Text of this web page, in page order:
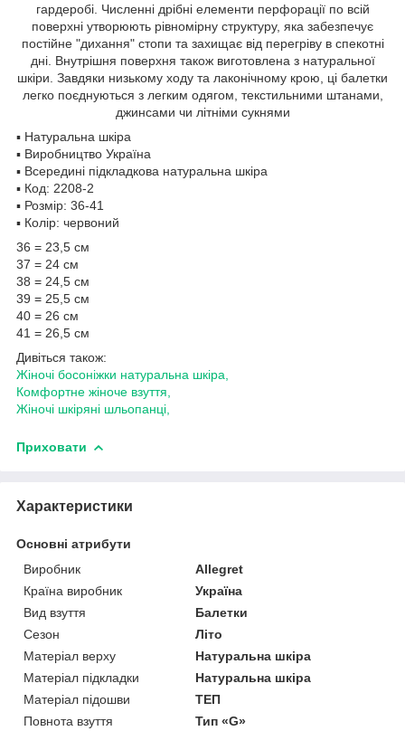
гардеробі. Численні дрібні елементи перфорації по всій
поверхні утворюють рівномірну структуру, яка забезпечує
постійне "дихання" стопи та захищає від перегріву в спекотні
дні. Внутрішня поверхня також виготовлена з натуральної
шкіри. Завдяки низькому ходу та лаконічному крою, ці балетки
легко поєднуються з легким одягом, текстильними штанами,
джинсами чи літніми сукнями
▪️ Натуральна шкіра
▪️ Виробництво Україна
▪️ Всередині підкладкова натуральна шкіра
▪️ Код: 2208-2
▪️ Розмір: 36-41
▪️ Колір: червоний
36 = 23,5 см
37 = 24 см
38 = 24,5 см
39 = 25,5 см
40 = 26 см
41 = 26,5 см
Дивіться також:
Жіночі босоніжки натуральна шкіра,
Комфортне жіноче взуття,
Жіночі шкіряні шльопанці,
Приховати
Характеристики
Основні атрибути
Виробник
Allegret
Країна виробник
Україна
Вид взуття
Балетки
Сезон
Літо
Матеріал верху
Натуральна шкіра
Матеріал підкладки
Натуральна шкіра
Матеріал підошви
ТЕП
Повнота взуття
Тип «G»